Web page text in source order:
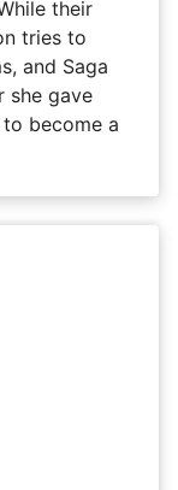
their
tries to
and Saga
she gave
become a